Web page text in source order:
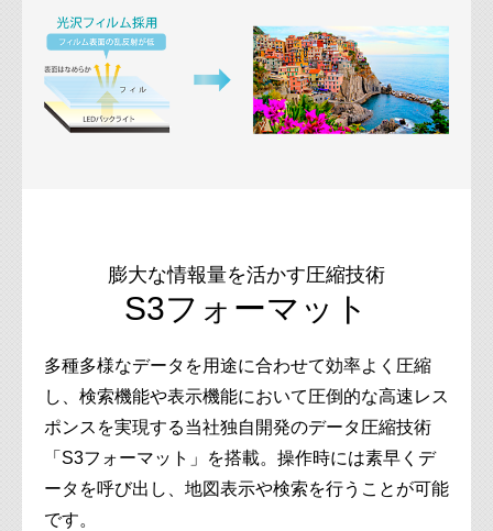
膨大な情報量を活かす圧縮技術
S3フォーマット
多種多様なデータを用途に合わせて効率よく圧縮
し、検索機能や表示機能において圧倒的な高速レス
ポンスを実現する当社独自開発のデータ圧縮技術
「S3フォーマット」を搭載。操作時には素早くデ
ータを呼び出し、地図表示や検索を行うことが可能
です。